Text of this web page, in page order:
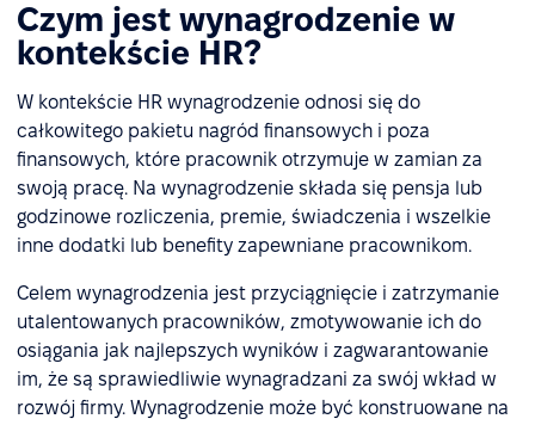
Czym jest wynagrodzenie w
kontekście HR?
W kontekście HR wynagrodzenie odnosi się do
całkowitego pakietu nagród finansowych i poza
finansowych, które pracownik otrzymuje w zamian za
swoją pracę. Na wynagrodzenie składa się pensja lub
godzinowe rozliczenia, premie, świadczenia i wszelkie
inne dodatki lub benefity zapewniane pracownikom.
Celem wynagrodzenia jest przyciągnięcie i zatrzymanie
utalentowanych pracowników, zmotywowanie ich do
osiągania jak najlepszych wyników i zagwarantowanie
im, że są sprawiedliwie wynagradzani za swój wkład w
rozwój firmy. Wynagrodzenie może być konstruowane na